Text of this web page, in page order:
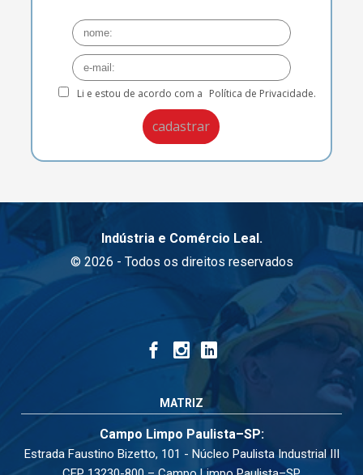
Li e estou de acordo com a Política de Privacidade.
Indústria e Comércio Leal.
© 2026 - Todos os direitos reservados
MATRIZ
Campo Limpo Paulista–SP:
Estrada Faustino Bizetto, 101 - Núcleo Paulista Industrial III